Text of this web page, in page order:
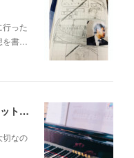
行った
書…
【幼い頃からホンモノに触れるメリットとは？】
切なの